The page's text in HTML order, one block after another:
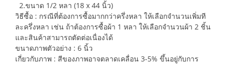
2.ขนาด 1/2 หลา (18 x 44 นิ้ว)
วิธีซื้อ : กรณีที่ต้องการซื้อมากกว่าครึ่งหลา ให้เลือกจำนวนเพิ่มที
ละครึ่งหลา เช่น ถ้าต้องการซื้อผ้า 1 หลา ให้เลือกจำนวนผ้า 2 ชิ้น
และสินค้าสามารถตัดต่อเนื่องได้
ขนาดภาพตัวอย่าง : 6 นิ้ว
เกี่ยวกับภาพ : สีของภาพอาจตลาดเคลื่อน 3-5% ขึ้นอยู่กับการ